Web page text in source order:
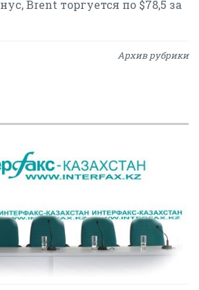
Brent торгуется по $78,5 за
Архив рубрики